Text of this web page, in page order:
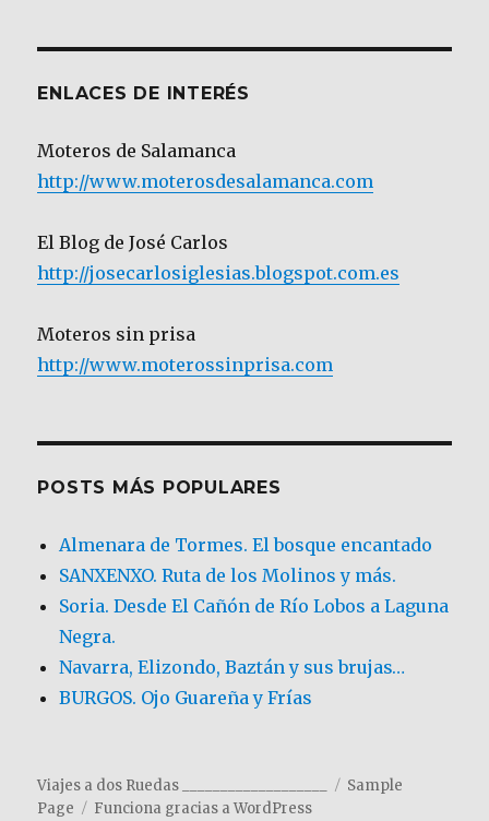
ENLACES DE INTERÉS
Moteros de Salamanca
http://www.moterosdesalamanca.com
El Blog de José Carlos
http://josecarlosiglesias.blogspot.com.es
Moteros sin prisa
http://www.moterossinprisa.com
POSTS MÁS POPULARES
Almenara de Tormes. El bosque encantado
SANXENXO. Ruta de los Molinos y más.
Soria. Desde El Cañón de Río Lobos a Laguna
Negra.
Navarra, Elizondo, Baztán y sus brujas…
BURGOS. Ojo Guareña y Frías
Viajes a dos Ruedas ___________________
Sample
Page
Funciona gracias a WordPress